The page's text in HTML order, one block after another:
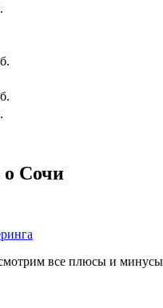
о Сочи
все плюсы и